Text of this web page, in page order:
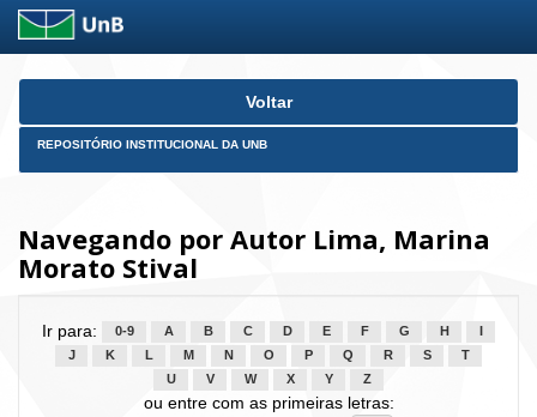
Skip
Voltar
REPOSITÓRIO INSTITUCIONAL DA UNB
Navegando por Autor Lima, Marina
Morato Stival
Ir para: 0-9 A B C D E F G H
J
K L M N O P Q R S
T
U
V W X Y Z
ou entre com as primeiras letras: